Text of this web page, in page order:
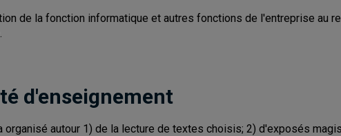
de la fonction informatique et autres fonctions de l'entreprise au
d'enseignement
organisé autour 1) de la lecture de textes choisis; 2) d'exposés